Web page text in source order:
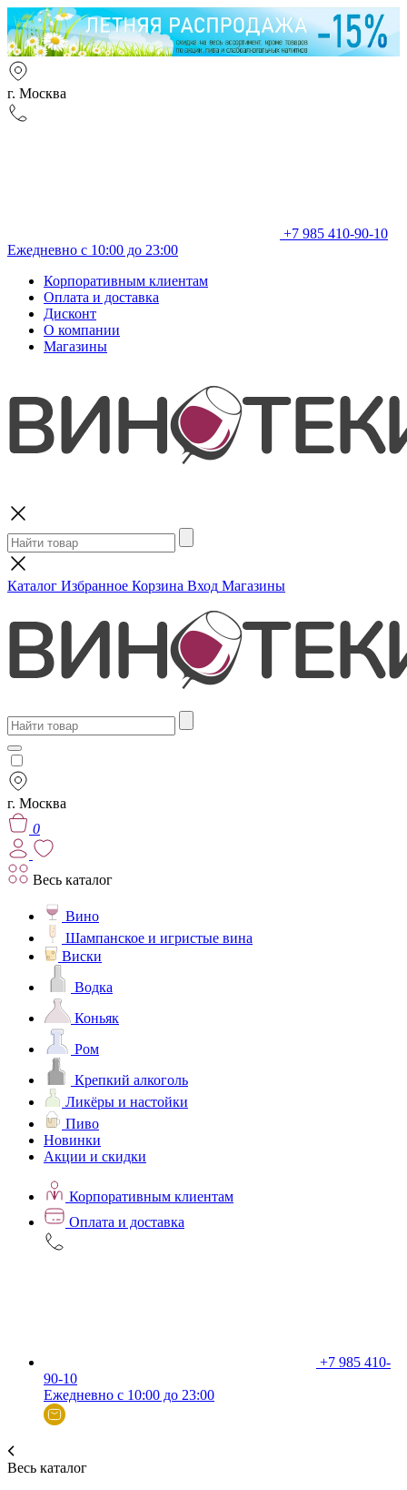
г. Москва
+7 985 410-90-10
Ежедневно с 10:00 до 23:00
Корпоративным клиентам
Оплата и доставка
Дисконт
О компании
Магазины
Каталог Избранное Корзина Вход Магазины
г. Москва
0
Весь каталог
Вино
Шампанское и игристые вина
Виски
Водка
Коньяк
Ром
Крепкий алкоголь
Ликёры и настойки
Пиво
Новинки
Акции и скидки
Корпоративным клиентам
Оплата и доставка
+7 985 410-
90-10
Ежедневно с 10:00 до 23:00
Весь каталог